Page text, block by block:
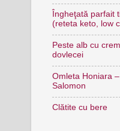
Îngheţată parfait
(reteta keto, low
Peste alb cu
dovlecei
Omleta Honiara
Salomon
Clătite cu bere